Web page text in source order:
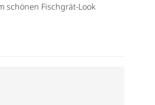
schönen Fischgrät-Look